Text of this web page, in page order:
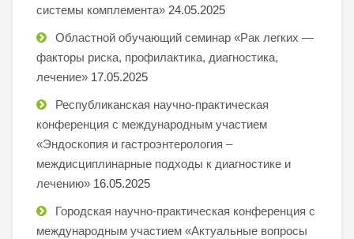
системы комплемента» 24.05.2025
Областной обучающий семинар «Рак легких —
факторы риска, профилактика, диагностика,
лечение» 17.05.2025
Республиканская научно-практическая
конференция с международным участием
«Эндоскопия и гастроэнтерология –
междисциплинарные подходы к диагностике и
лечению» 16.05.2025
Городская научно-практическая конференция с
международным участием «Актуальные вопросы